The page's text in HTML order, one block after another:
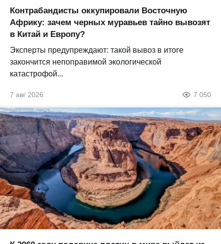
Контрабандисты оккупировали Восточную
Африку: зачем черных муравьев тайно вывозят
в Китай и Европу?
Эксперты предупреждают: такой вывоз в итоге
закончится непоправимой экологической
катастрофой...
7 авг 2026 7 050